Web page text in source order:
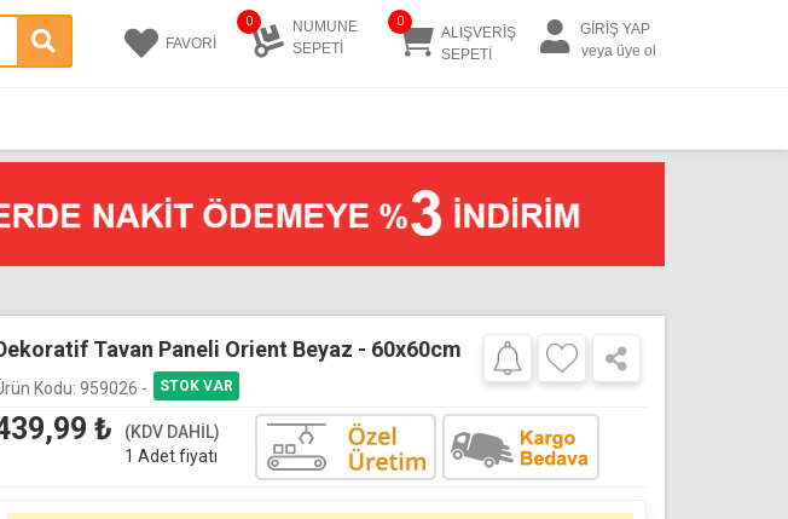
FAVORİ
0
NUMUNE
SEPETİ
0
ALIŞVERİŞ
SEPETİ
GİRİŞ YAP
veya üye ol
Tavan Paneli Orient Beyaz - 60x60cm
Kodu: 959026 -
₺
(KDV DAHİL)
1 Adet fiyatı